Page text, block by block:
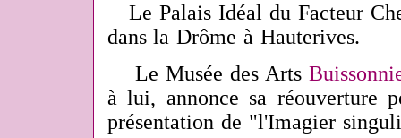
Le Palais Idéal du Facteur
dans la Drôme à Hauterives.
Le Musée des Arts
à lui, annonce sa réouverture
présentation de "l'Imagier